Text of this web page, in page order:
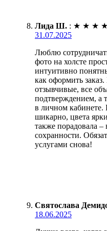
Лида Ш. : ★ ★ ★ ★
31.07.2025
Люблю
фото на холсте
интуитивно
как оформить
отзывчивые, все
подтверждением, а
в личном кабинете.
шикарно, цвета
также порадовала
сохранности.
услугами снова!
Святослава
18.06.2025